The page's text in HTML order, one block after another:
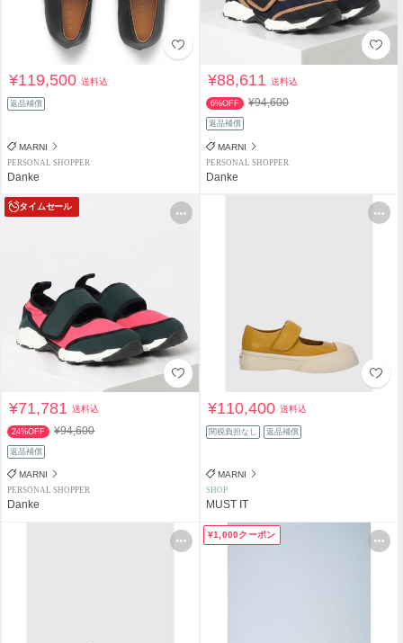
¥119,500送料込
返品補償
MARNI
PERSONAL SHOPPER
Danke
¥88,611送料込
6%OFF ¥94,600
返品補償
MARNI
PERSONAL SHOPPER
Danke
タイムセール
¥71,781送料込
24%OFF ¥94,600
返品補償
MARNI
PERSONAL SHOPPER
Danke
¥110,400送料込
関税負担なし 返品補償
MARNI
SHOP
MUST IT
¥1,000クーポン